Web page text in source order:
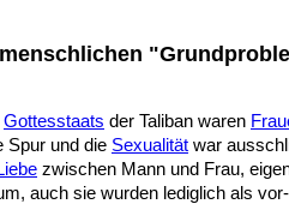
Gottesstaats der Taliban waren
Spur und die Sexualität war
Liebe zwischen Mann und Frau,
auch sie wurden lediglich als